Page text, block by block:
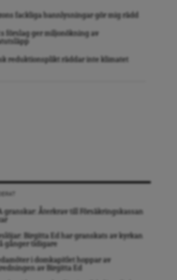
fackliga bannlysningar gör mig rädd
förslag ger miljonökning av
reduktionsplikt räddar inte klimatet
granskar: Återkrav till Försäkringskassan
Birgitta Ed har granskats av kyrkan
gånger tidigare
i domkapitlet hoppar av
av Birgitta Ed